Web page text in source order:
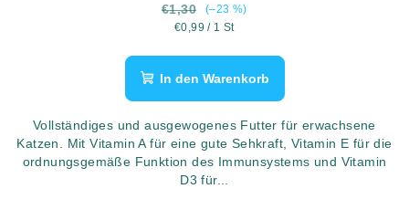
€1,30
(–23 %)
Verkaufspreis:
€0,99 / 1 St
In den Warenkorb
Vollständiges und ausgewogenes Futter für erwachsene
Katzen. Mit Vitamin A für eine gute Sehkraft, Vitamin E für die
ordnungsgemäße Funktion des Immunsystems und Vitamin
D3 für...